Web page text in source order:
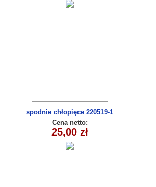
spodnie chłopięce 220519-1
(1-6) 5szt
Cena netto:
25,00 zł